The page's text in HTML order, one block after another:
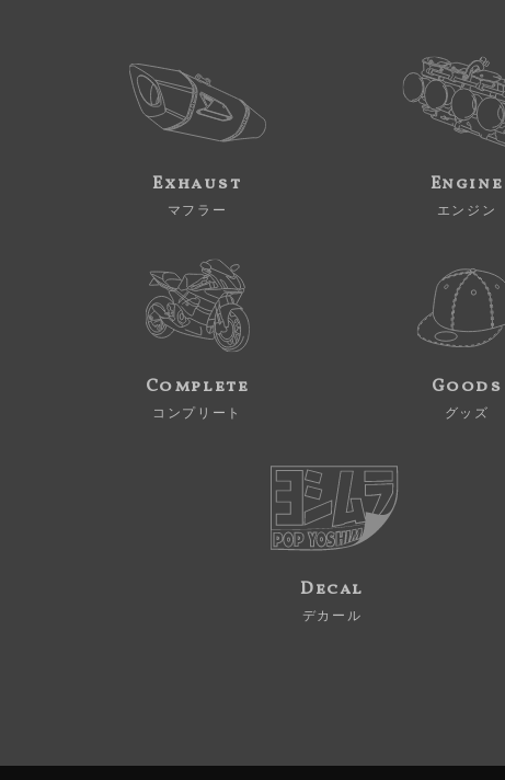
Exhaust
マフラー
Engine
エンジン
Complete
コンプリート
Goods
グッズ
Decal
デカール